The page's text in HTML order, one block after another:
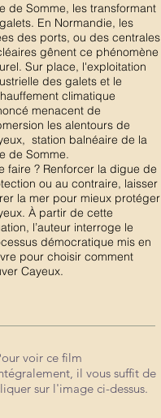
de Somme, les transformant
En Normandie, les
des ports, ou des centrales
gênent ce phénomène
Sur place, l'exploitation
des galets et le
climatique
menacent de
les alentours de
station balnéaire de la
de Somme.
faire ? Renforcer la digue de
ou au contraire, laisser
la mer pour mieux protéger
À partir de cette
l’auteur interroge le
démocratique mis en
pour choisir comment
Cayeux.
voir ce film
il vous suffit de
sur l'image ci-dessus.
voir ce film
il vous suffit de
sur l'image ci-dessus.